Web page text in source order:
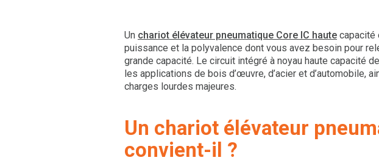
Un chariot élévateur pneumatique Core IC haute capacité
puissance et la polyvalence dont vous avez besoin pour
grande capacité. Le circuit intégré à noyau haute capacité
les applications de bois d’œuvre, d’acier et d’automobile,
charges lourdes majeures.
Un chariot élévateur
convient-il ?